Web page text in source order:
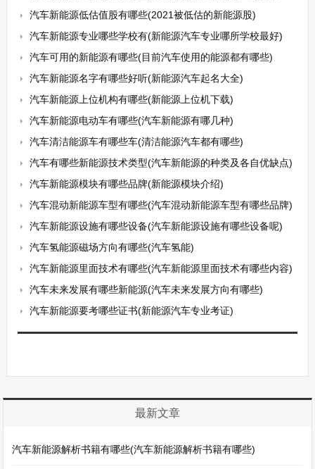
汽车新能源低估值股有哪些(2021被低估的新能源股)
汽车新能源专业哪些学校有(新能源汽车专业哪所学校最好)
汽车可用的新能源有哪些(目前汽车使用的能源都有哪些)
汽车新能源名字有哪些好听(新能源汽车起名大全)
汽车新能源上位机构有哪些(新能源上位机下载)
汽车新能源电动车有哪些(汽车新能源有哪几种)
汽车清洁能源车有哪些车(清洁能源汽车都有哪些)
汽车有哪些新能源技术类型(汽车新能源的种类及各自优缺点)
汽车新能源模块有哪些品牌(新能源模块介绍)
汽车混动新能源车型有哪些(汽车混动新能源车型有哪些品牌)
汽车新能源设施有哪些设备(汽车新能源设施有哪些设备呢)
汽车氢能源磁场方向有哪些(汽车氢能)
汽车新能源里面技术有哪些(汽车新能源里面技术有哪些内容)
汽车未来发展有哪些新能源(汽车未来发展方向有哪些)
汽车新能源要考哪些证书(新能源汽车专业考证)
最新文章
汽车新能源解析书籍有哪些(汽车新能源解析书籍有哪些)